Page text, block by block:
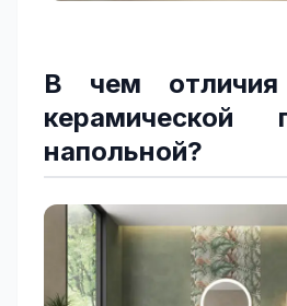
В чем отличия
керамической
напольной?